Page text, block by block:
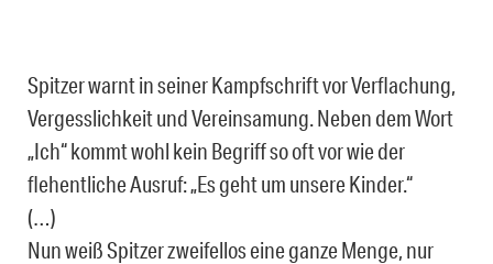
Spitzer warnt in seiner Kampfschrift vor Verflachung,
Vergesslichkeit und Vereinsamung. Neben dem Wort
„Ich“ kommt wohl kein Begriff so oft vor wie der
flehentliche Ausruf: „Es geht um unsere Kinder.“
(…)
Nun weiß Spitzer zweifellos eine ganze Menge, nur